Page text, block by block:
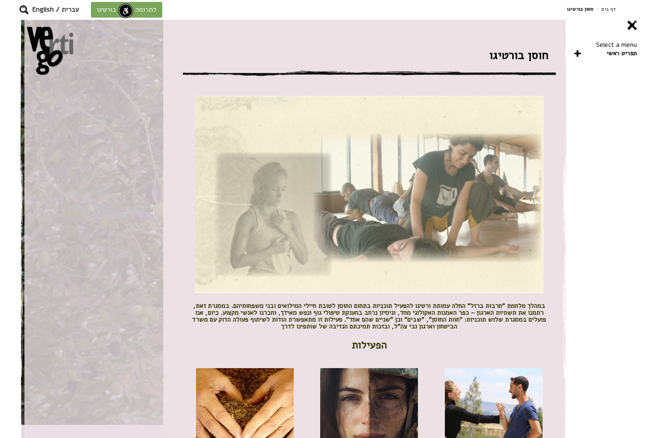
דף בית > חוסן בורטיגו לתרומה לחוסן בורטיגו עברית /
English
Select a menu
תפריט ראשי
חוסן בורטיגו
במהלך מלחמת "חרבות ברזל" החלה עמותת ורטיגו להפעיל תוכניות בתחום החוסן לטובת חיילי המילואים ובני משפחותיהם. במסגרת זאת,
רתמנו את תשתיות הארגון – כפר האמנות האקולוגי מחד, וניסיון נרחב בהענקת טיפולי גוף ונפש מאידך, וחברנו לאנשי מקצוע. כיום, אנו
פועלים במסגרת שלוש תוכניות: "חוות החוסן", "שבים" וכן "שניים שהם אחד". פעילות זו מתאפשרת הודות לשיתוף פעולה הדוק עם משרד
הביטחון וארגון נכי צה"ל, ובזכות תמיכתם הנדיבה של שותפינו לדרך
הפעילות